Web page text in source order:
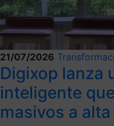
21/07/2026
Digixop lanza
inteligente
masivos a